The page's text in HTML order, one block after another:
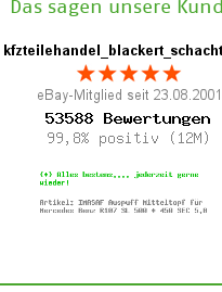
Das sagen unsere